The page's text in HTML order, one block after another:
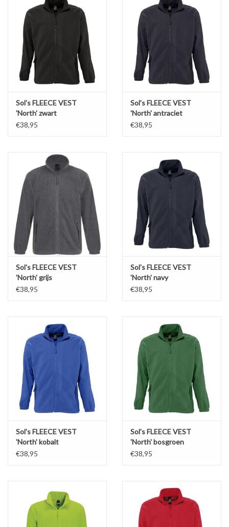
Sol's FLEECE VEST
'North' zwart
€38,95
Sol's FLEECE VEST
'North' antraciet
€38,95
Sol's FLEECE VEST
'North' grijs
€38,95
Sol's FLEECE VEST
'North' navy
€38,95
Sol's FLEECE VEST
'North' kobalt
€38,95
Sol's FLEECE VEST
'North' bosgroen
€38,95